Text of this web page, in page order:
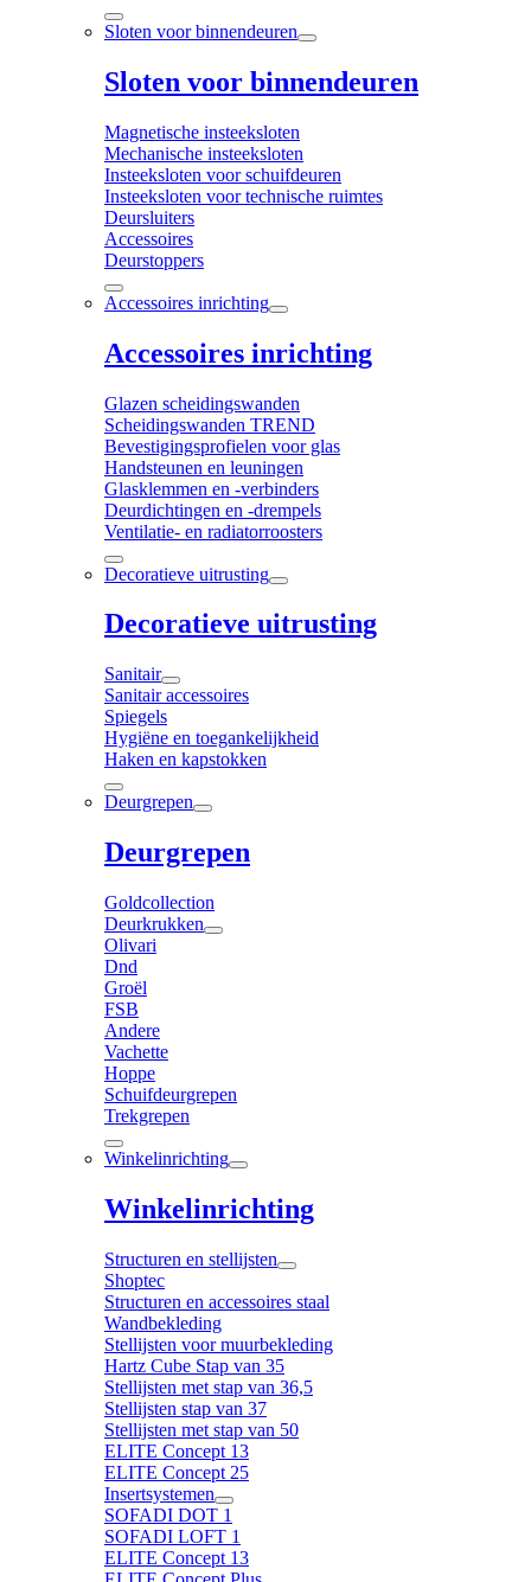
Sloten voor binnendeuren
Sloten voor binnendeuren
Magnetische insteeksloten
Mechanische insteeksloten
Insteeksloten voor schuifdeuren
Insteeksloten voor technische ruimtes
Deursluiters
Accessoires
Deurstoppers
Accessoires inrichting
Accessoires inrichting
Glazen scheidingswanden
Scheidingswanden TREND
Bevestigingsprofielen voor glas
Handsteunen en leuningen
Glasklemmen en -verbinders
Deurdichtingen en -drempels
Ventilatie- en radiatorroosters
Decoratieve uitrusting
Decoratieve uitrusting
Sanitair
Sanitair accessoires
Spiegels
Hygiëne en toegankelijkheid
Haken en kapstokken
Deurgrepen
Deurgrepen
Goldcollection
Deurkrukken
Olivari
Dnd
Groël
FSB
Andere
Vachette
Hoppe
Schuifdeurgrepen
Trekgrepen
Winkelinrichting
Winkelinrichting
Structuren en stellijsten
Shoptec
Structuren en accessoires staal
Wandbekleding
Stellijsten voor muurbekleding
Hartz Cube Stap van 35
Stellijsten met stap van 36,5
Stellijsten stap van 37
Stellijsten met stap van 50
ELITE Concept 13
ELITE Concept 25
Insertsystemen
SOFADI DOT 1
SOFADI LOFT 1
ELITE Concept 13